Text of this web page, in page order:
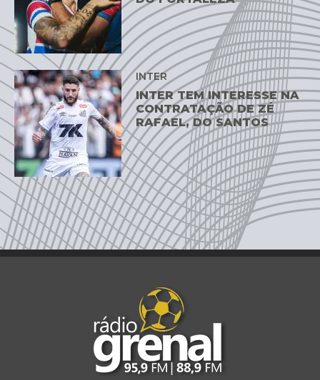
INTER
INTER TEM INTERESSE NA
CONTRATAÇÃO DE ZÉ
RAFAEL, DO SANTOS